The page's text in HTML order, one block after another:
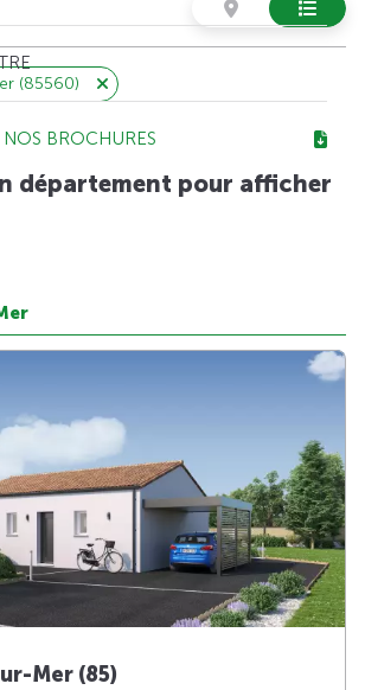
BROCHURES
(85560)
département pour afficher
Mer (85)